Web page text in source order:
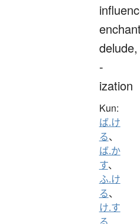
delude,
-
ization
Kun:
ば.け
る、
ば.か
す、
ふ.け
る、
け.す